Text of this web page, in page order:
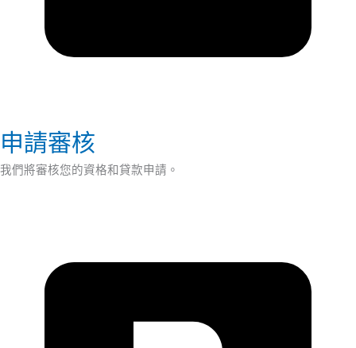
申請審核
我們將審核您的資格和貸款申請。